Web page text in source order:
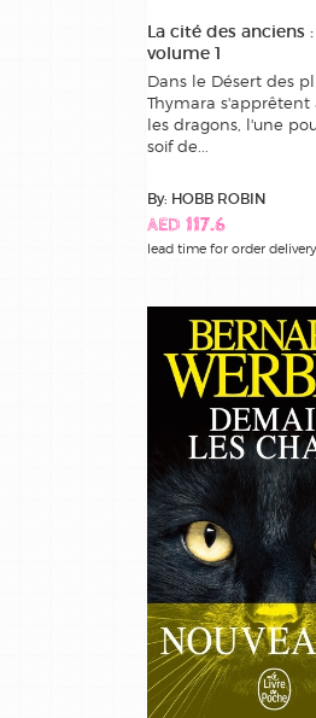
La cité des anciens
volume 1
Dans le Désert des
Thymara
les dragons, l'une
soif de...
By: HOBB ROBIN
AED 117.6
lead time for order delivery